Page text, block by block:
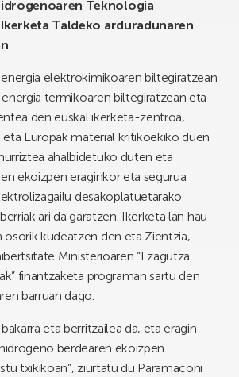
Teknologia
Taldeko arduradunaren
elektrokimikoaren biltegiratzean
termikoaren biltegiratzean eta
den euskal ikerketa-zentroa,
Europak material kritikoekiko duen
ahalbidetuko duten eta
ekoizpen eraginkor eta segurua
desakoplatuetarako
ari da garatzen. Ikerketa lan hau
kudeatzen den eta Zientzia,
Ministerioaren “Ezagutza
finantzaketa programan sartu den
barruan dago.
eta berritzailea da, eta eragin
berdearen ekoizpen
txikikoan”, ziurtatu du Paramaconi